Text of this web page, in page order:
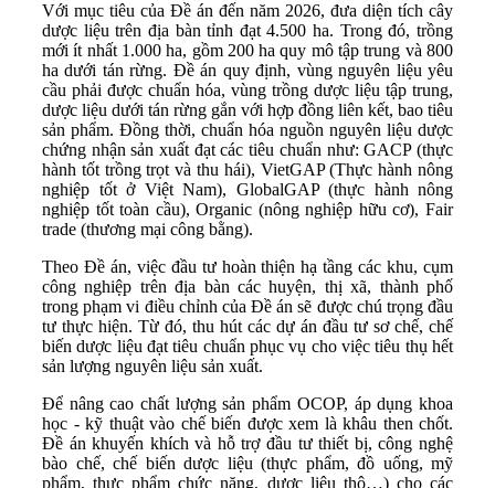
Với mục tiêu của Đề án đến năm 2026, đưa diện tích cây
dược liệu trên địa bàn tỉnh đạt 4.500 ha. Trong đó, trồng
mới ít nhất 1.000 ha, gồm 200 ha quy mô tập trung và 800
ha dưới tán rừng. Đề án quy định, vùng nguyên liệu yêu
cầu phải được chuẩn hóa, vùng trồng dược liệu tập trung,
dược liệu dưới tán rừng gắn với hợp đồng liên kết, bao tiêu
sản phẩm. Đồng thời, chuẩn hóa nguồn nguyên liệu dược
chứng nhận sản xuất đạt các tiêu chuẩn như: GACP (thực
hành tốt trồng trọt và thu hái), VietGAP (Thực hành nông
nghiệp tốt ở Việt Nam), GlobalGAP (thực hành nông
nghiệp tốt toàn cầu), Organic (nông nghiệp hữu cơ), Fair
trade (thương mại công bằng).
Theo Đề án, việc đầu tư hoàn thiện hạ tầng các khu, cụm
công nghiệp trên địa bàn các huyện, thị xã, thành phố
trong phạm vi điều chỉnh của Đề án sẽ được chú trọng đầu
tư thực hiện. Từ đó, thu hút các dự án đầu tư sơ chế, chế
biến dược liệu đạt tiêu chuẩn phục vụ cho việc tiêu thụ hết
sản lượng nguyên liệu sản xuất.
Để nâng cao chất lượng sản phẩm OCOP, áp dụng khoa
học - kỹ thuật vào chế biến được xem là khâu then chốt.
Đề án khuyến khích và hỗ trợ đầu tư thiết bị, công nghệ
bào chế, chế biến dược liệu (thực phẩm, đồ uống, mỹ
phẩm, thực phẩm chức năng, dược liệu thô…) cho các